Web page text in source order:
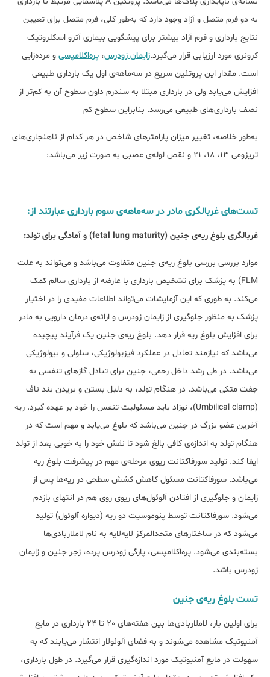
به دو فرم متصل و آزاد وجود دارد که به‌طور کلی، فرم متصل برای تعیین
نتایج بارداری و فرم آزاد بیشتر برای پیشگویی بیماری آترو اسکلروتیک
کرونری مورد ارزیابی قرار می‌گیرد.زایمان زودرس، پره‌اکلامپسی و مرده‌زایی
است. مقدار این پروتئین سریع در سه‌ماهه‌ی اول یک بارداری طبیعی
افزایش می‌یابد ولی در بارداری مبتلا به سندرم داون سطوح آن به کم‌تر از
نصف بارداری‌های طبیعی می‌رسد. بنابراین سطوح کم
به‌طور خلاصه، تغییر میزان پارامترهای شاخص در هر کدام از ناهنجاری‌های
تریزومی 13، 18، 21 و نقص لوله‌ی عصبی به صورت زیر می‌باشد:
تست‌های غربالگری مادر در سه‌ماهه‌ی سوم بارداری عبارتند از:
غربالگری بلوغ ریه‌ی جنین (fetal lung maturity) و آمادگی برای تولد:
موارد بررسی بررسی بلوغ ریه‌ی جنین متفاوت می‌باشد و می‌تواند به علت
FLM) به پزشک برای تشخیص بارداری با عارضه از بارداری سالم کمک
می‌کند. به طوری که این آزمایشات می‌تواند اطلاعات مفیدی را در اختیار
پزشک به منظور جلوگیری از زایمان زودرس و ارائه‌ی درمان دارویی به مادر
برای افزایش بلوغ ریه قرار دهد. بلوغ ریه‌ی جنین یک فرآیند پیچیده
می‌باشد که نیازمند تعادل در عملکرد فیزیولوژیکی، سلولی و بیولوژیکی
می‌باشد. در طی رشد داخل رحمی، جنین برای تبادل گازهای تنفسی به
جفت متکی می‌باشد. در هنگام تولد، به دلیل بستن و بریدن بند ناف
(Umbilical clamp)، نوزاد باید مسئولیت تنفس را خود بر عهده گیرد. ریه
آخرین عضو بزرگ در جنین می‌باشد که بلوغ می‌یابد و مهم است که در
هنگام تولد به اندازه‌ی کافی بالغ شود تا نقش خود را به خوبی بعد از تولد
ایفا کند. تولید سورفاکتانت ریوی مرحله‌ی مهم در پیشرفت بلوغ ریه
می‌باشد. سورفاکتانت مسئول کاهش کشش سطحی در ریه‌ها پس از
زایمان و جلوگیری از افتادن آلوئول‌های ریوی روی هم در انتهای بازدم
می‌شود. سورفاکتانت توسط پنوموسیت دو ریه (دیواره آلوئول) تولید
می‌شود که در ساختارهای متحدالمرکز لایه‌لایه به نام لاملاربادی‌ها
بسته‌بندی می‌شود. پره‌اکلامپسی، پارگی زودرس پرده، زجر جنین و زایمان
زودرس باشد.
تست بلوغ ریه‌ی جنین
برای اولین بار، لاملار‌بادی‌ها بین هفته‌ها‌ی 20 تا 24 بارداری در مایع
آمنیوتیک مشاهده می‌شوند و به فضای آلوئولار انتشار می‌یابند که به
سهولت در مایع آمنیوتیک مورد اندازه‌گیری قرار می‌گیرد. در طول بارداری،